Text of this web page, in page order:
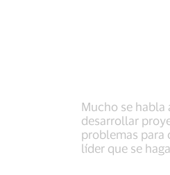
Mucho se habla
desarrollar
problemas para
líder que se